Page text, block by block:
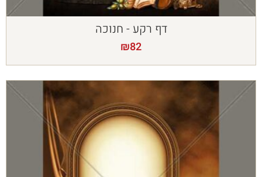
דף רקע - חנוכה
₪82